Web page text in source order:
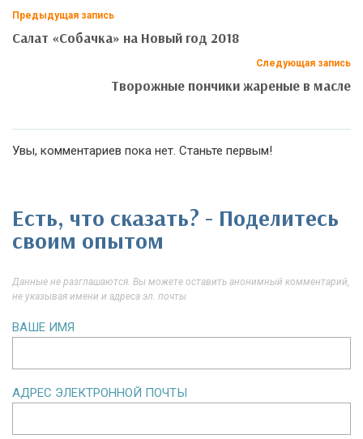
Предыдущая запись
Салат «Собачка» на Новый год 2018
Следующая запись
Творожные пончики жареные в масле
Увы, комментариев пока нет. Станьте первым!
Есть, что сказать? - Поделитесь
своим опытом
Данные не разглашаются. Вы можете оставить анонимный комментарий,
не указывая имени и адреса эл. почты
ВАШЕ ИМЯ
АДРЕС ЭЛЕКТРОННОЙ ПОЧТЫ